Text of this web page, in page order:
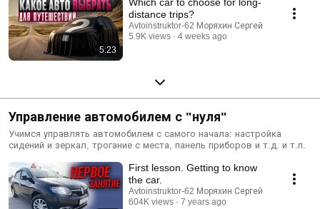
5:23
distance trips?
Avtoinstruktor-62 Моряхин Сергей
5.9K views
4 weeks ago
Управление автомобилем с "нуля"
Учимся управлять автомобилем с самого начала: настройка
сидений и зеркал, трогание с места, панель приборов и т.д. и т.п.
First lesson. Getting to know
the car.
Avtoinstruktor-62 Моряхин Сергей
604K views
7 years ago